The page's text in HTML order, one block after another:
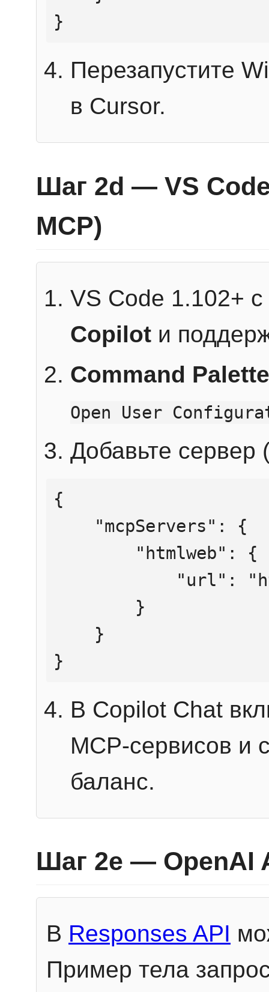
}
Перезапустите
в Cursor.
Шаг 2d — VS
MCP)
VS Code 1.102+
Copilot и
Command Palette
Open User
Добавьте сервер
{
}
В Copilot Chat
MCP-сервисов и
баланс.
Шаг 2e — OpenAI
В Responses API
Пример тела